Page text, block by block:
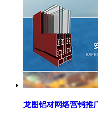
龙图铝材网络营销推